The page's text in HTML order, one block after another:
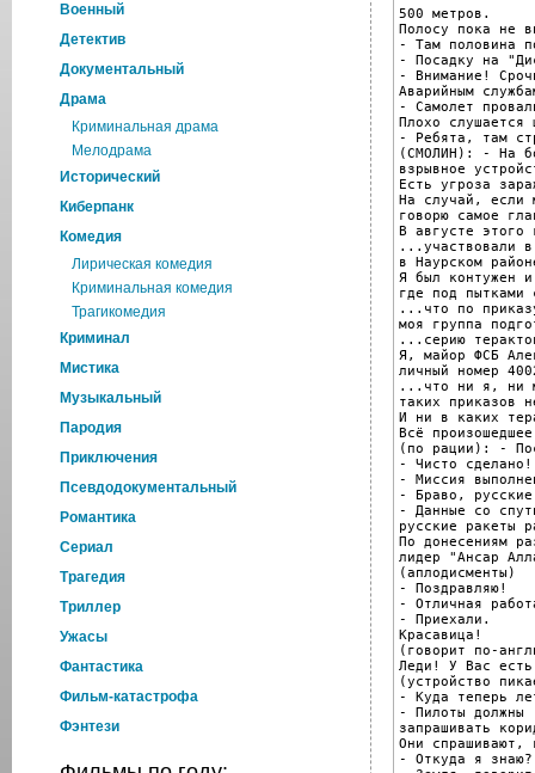
Военный
Детектив
Документальный
Драма
Криминальная драма
Мелодрама
Исторический
Киберпанк
Комедия
Лирическая комедия
Криминальная комедия
Трагикомедия
Криминал
Мистика
Музыкальный
Пародия
Приключения
Псевдодокументальный
Романтика
Cериал
Трагедия
Триллер
Ужасы
Фантастика
Фильм-катастрофа
Фэнтези
500 метров.
Полосу пока не
- Там половина
- Посадку на
- Внимание!
Аварийным
- Самолет
Плохо слушается
- Ребята, там
(СМОЛИН): - На
взрывное
Есть угроза
На случай, если
говорю самое
B августе
...участвовали в
в Наурском
Я был контужен
где под
...что по
моя группа
...серию
Я, майор ФСБ
личный номер
...что ни я, ни
таких приказов
И ни в каких
Всё
(по рации): -
- Чисто сделано!
- Миссия
- Браво,
- Данные со
русские ракеты
По донесениям
лидер "Ансар
(аплодисменты)
- Поздравляю!
- Отличная
- Приехали.
Красавица!
(говорит по-
Леди! У Вас есть
(устройство
- Куда теперь
- Пилоты должны
запрашивать
Они спрашивают,
- Откуда я знаю?